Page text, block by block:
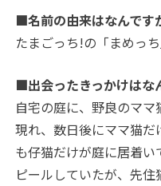
■名前の由来はなんです
たまごっち!の「まめっ
■出会ったきっかけはな
自宅の庭に、野良のマ
現れ、数日後にママ猫
も仔猫だけが庭に居着
ピールしていたが、先